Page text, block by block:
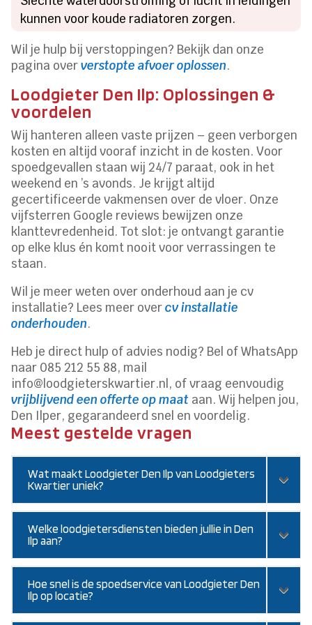
kunnen voor koude radiatoren zorgen.
Wil je hulp bij verstoppingen? Bekijk dan onze
pagina oververstopte afvoer oplossen.
Loodgieter Den Ilp: Oplossingen &
voordelen
Wij hanteren alleen vaste prijzen – geen verborgen
kosten en altijd vooraf inzicht in de kosten. Voor
spoedgevallen staan wij 24/7 paraat, ook in het
weekend en ’s avonds. Je krijgt altijd
gecertificeerde vakmensen over de vloer. Onze
vijfsterren Google reviews bewijzen onze
klanttevredenheid. Tot slot: je ontvangt garantie
op elke klus én komt nooit voor verrassingen te
staan.
Wil je meer weten over onderhoud aan je cv
installatie? Lees meer overcv installatie
onderhouden.
Heb je direct hulp of advies nodig? Bel of WhatsApp
naar 085 212 55 88, mail
info@loodgieterskwartier.nl, of vraag eenvoudig
vrijblijvend een offerte op maat aan. Wij helpen jou,
Den Ilper, gegarandeerd snel en voordelig.
Meest gestelde vragen
Wat maakt Loodgieter Den Ilp van Loodgieters
Kwartier uniek?
Welke loodgietersdiensten bieden jullie in Den
Ilp aan?
Hoe snel is de spoedservice van Loodgieter Den
Ilp op locatie?